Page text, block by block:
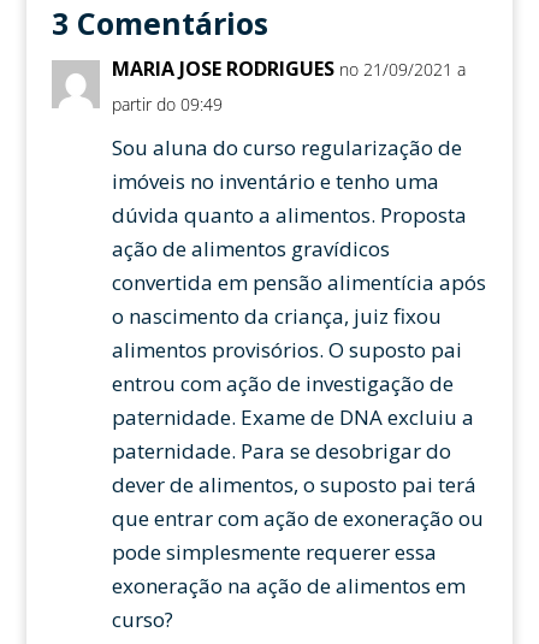
3 Comentários
MARIA JOSE RODRIGUES no 21/09/2021 a
partir do 09:49
Sou aluna do curso regularização de
imóveis no inventário e tenho uma
dúvida quanto a alimentos. Proposta
ação de alimentos gravídicos
convertida em pensão alimentícia após
o nascimento da criança, juiz fixou
alimentos provisórios. O suposto pai
entrou com ação de investigação de
paternidade. Exame de DNA excluiu a
paternidade. Para se desobrigar do
dever de alimentos, o suposto pai terá
que entrar com ação de exoneração ou
pode simplesmente requerer essa
exoneração na ação de alimentos em
curso?